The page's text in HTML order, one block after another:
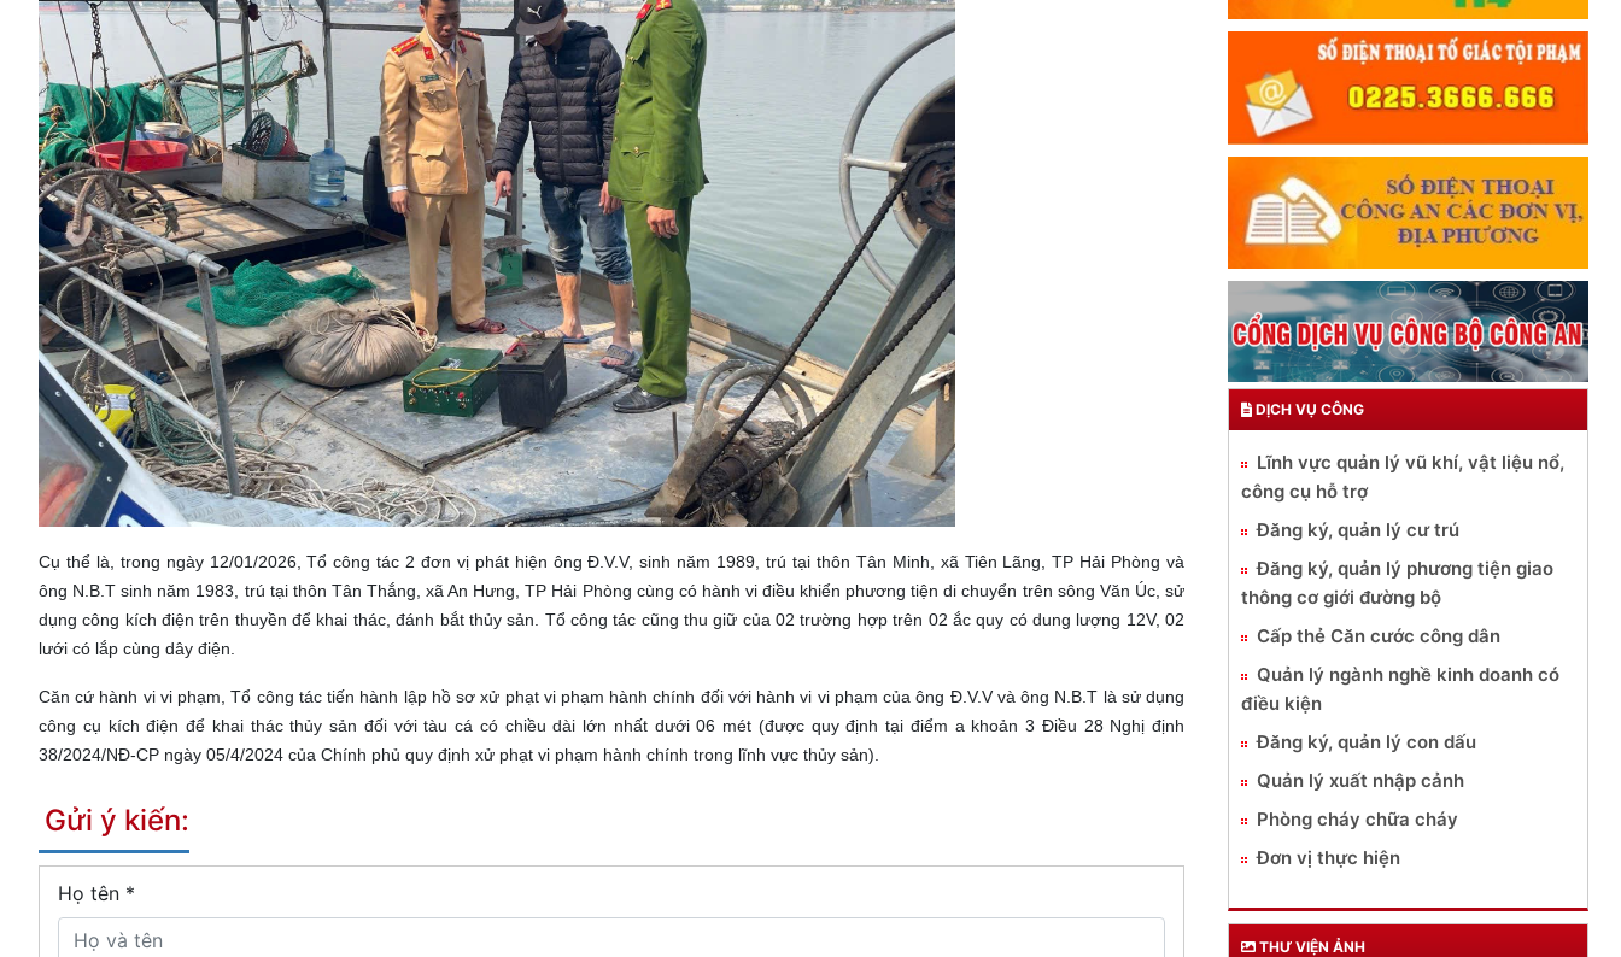
Cụ thể là, trong ngày 12/01/2026, Tổ công tác 2 đơn vị phát hiện ông Đ.V.V, sinh năm 1989, trú tại thôn Tân Minh, xã Tiên Lãng, TP Hải Phòng và
ông N.B.T sinh năm 1983, trú tại thôn Tân Thắng, xã An Hưng, TP Hải Phòng cùng có hành vi điều khiển phương tiện di chuyển trên sông Văn Úc, sử
dụng công kích điện trên thuyền để khai thác, đánh bắt thủy sản. Tổ công tác cũng thu giữ của 02 trường hợp trên 02 ắc quy có dung lượng 12V, 02
lưới có lắp cùng dây điện.
Căn cứ hành vi vi phạm, Tổ công tác tiến hành lập hồ sơ xử phạt vi phạm hành chính đối với hành vi vi phạm của ông Đ.V.V và ông N.B.T là sử dụng
công cụ kích điện để khai thác thủy sản đối với tàu cá có chiều dài lớn nhất dưới 06 mét (được quy định tại điểm a khoản 3 Điều 28 Nghị định
38/2024/NĐ-CP ngày 05/4/2024 của Chính phủ quy định xử phạt vi phạm hành chính trong lĩnh vực thủy sản).
Gửi ý kiến:
Họ tên *
DỊCH VỤ CÔNG
Lĩnh vực quản lý vũ khí, vật liệu nổ,
công cụ hỗ trợ
Đăng ký, quản lý cư trú
Đăng ký, quản lý phương tiện giao
thông cơ giới đường bộ
Cấp thẻ Căn cước công dân
Quản lý ngành nghề kinh doanh có
điều kiện
Đăng ký, quản lý con dấu
Quản lý xuất nhập cảnh
Phòng cháy chữa cháy
Đơn vị thực hiện
THƯ VIỆN ẢNH